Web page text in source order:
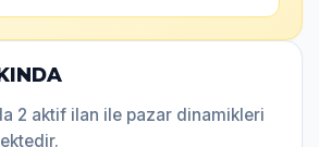
2 aktif ilan ile pazar dinamikleri